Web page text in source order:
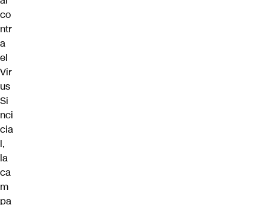
co
ntr
a
el
Vir
us
Si
nci
cia
l,
la
ca
m
pa